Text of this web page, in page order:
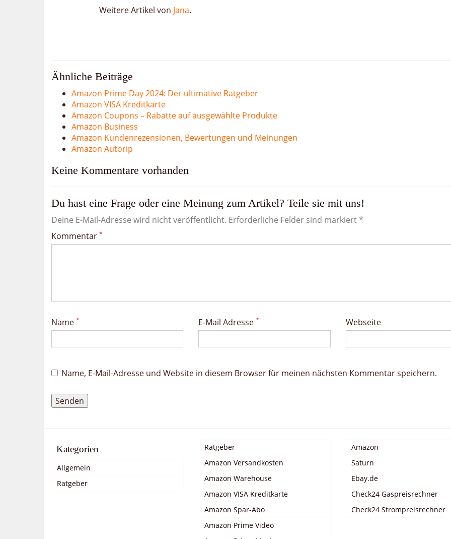
Weitere Artikel von Jana.
Ähnliche Beiträge
Amazon Prime Day 2024: Der ultimative Ratgeber
Amazon VISA Kreditkarte
Amazon Coupons – Rabatte auf ausgewählte Produkte
Amazon Business
Amazon Kundenrezensionen, Bewertungen und Meinungen
Amazon Autorip
Keine Kommentare vorhanden
Du hast eine Frage oder eine Meinung zum Artikel? Teile sie mit uns!
Deine E-Mail-Adresse wird nicht veröffentlicht. Erforderliche Felder sind markiert *
Kommentar *
Name * E-Mail Adresse* Webseite
Name, E-Mail-Adresse und Website in diesem Browser für meinen nächsten Kommentar speichern.
Kategorien
Allgemein
Ratgeber
Ratgeber
Amazon Versandkosten
Amazon Warehouse
Amazon VISA Kreditkarte
Amazon Spar-Abo
Amazon Prime Video
Amazon
Saturn
Ebay.de
Check24 Gaspreisrechner
Check24 Strompreisrechner